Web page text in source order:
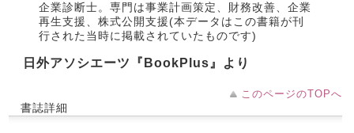
企業診断士。専門は事業計画策定、財務改善、企業
再生支援、株式公開支援(本データはこの書籍が刊
行された当時に掲載されていたものです)
日外アソシエーツ『BookPlus』より
このページのTOPへ
書誌詳細